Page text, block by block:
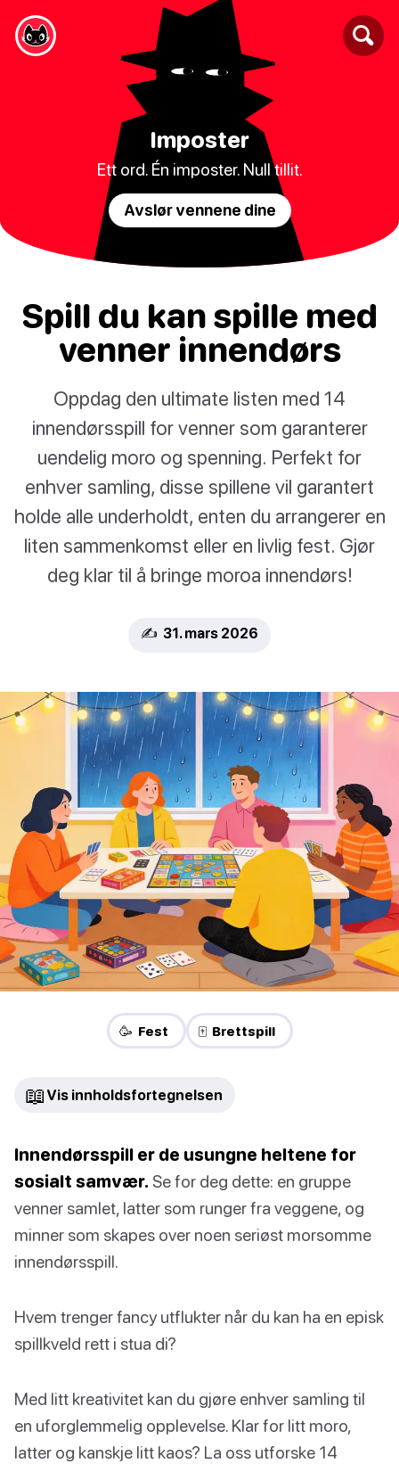
Imposter
Ett ord. Én imposter. Null tillit.
Avslør vennene dine
Spill du kan spille med
venner innendørs
Oppdag den ultimate listen med 14
innendørsspill for venner som garanterer
uendelig moro og spenning. Perfekt for
enhver samling, disse spillene vil garantert
holde alle underholdt, enten du arrangerer en
liten sammenkomst eller en livlig fest. Gjør
deg klar til å bringe moroa innendørs!
✍️ 31. mars 2026
🥳 Fest 🀄 Brettspill
📖 Vis innholdsfortegnelsen
Innendørsspill er de usungne heltene for
sosialt samvær. Se for deg dette: en gruppe
venner samlet, latter som runger fra veggene, og
minner som skapes over noen seriøst morsomme
innendørsspill.
Hvem trenger fancy utflukter når du kan ha en episk
spillkveld rett i stua di?
Med litt kreativitet kan du gjøre enhver samling til
en uforglemmelig opplevelse. Klar for litt moro,
latter og kanskje litt kaos? La oss utforske 14